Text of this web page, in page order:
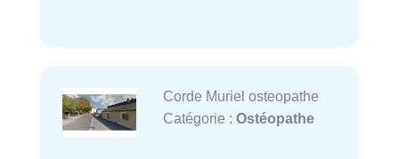
Corde Muriel osteopathe
Catégorie : Ostéopathe